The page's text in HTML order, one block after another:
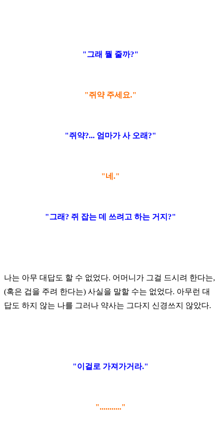
"그래 뭘 줄까?"
"쥐약 주세요."
"쥐약?... 엄마가 사 오래?"
"네."
"그래? 쥐 잡는 데 쓰려고 하는 거지?"
나는 아무 대답도 할 수 없었다. 어머니가 그걸 드시려 한다는,
(혹은 겁을 주려 한다는) 사실을 말할 수는 없었다. 아무런 대
답도 하지 않는 나를 그러나 약사는 그다지 신경쓰지 않았다.
"이걸로 가져가거라."
"..........."